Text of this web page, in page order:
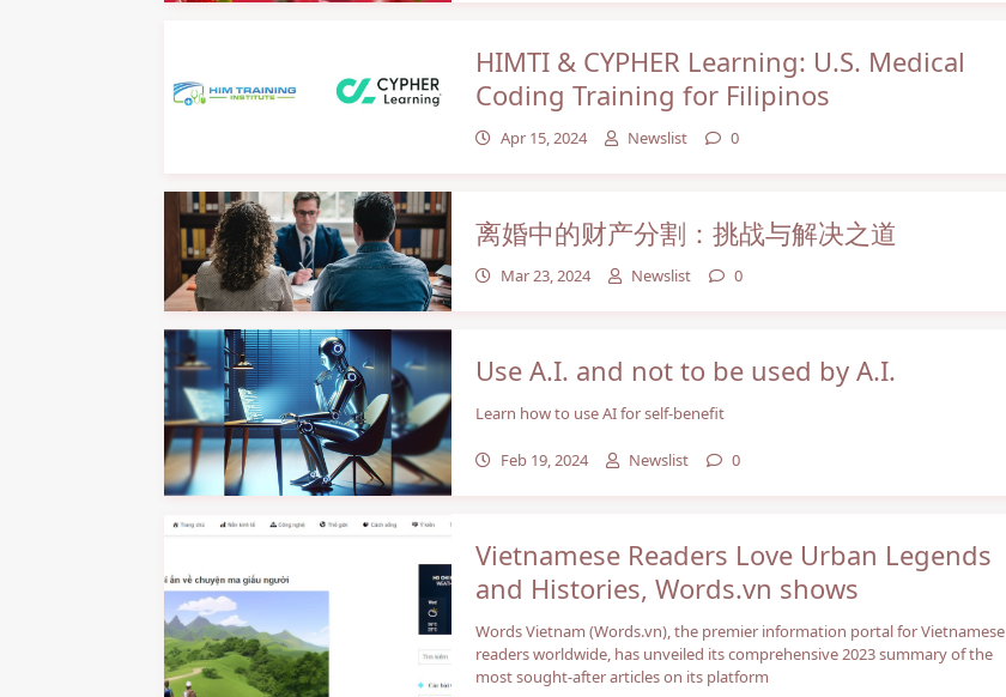
HIMTI & CYPHER Learning: U.S. Medical
Coding Training for Filipinos
Apr 15, 2024 Newslist 0
离婚中的财产分割：挑战与解决之道
Mar 23, 2024 Newslist 0
Use A.I. and not to be used by A.I.
Learn how to use AI for self-benefit
Feb 19, 2024 Newslist 0
Vietnamese Readers Love Urban Legends
and Histories, Words.vn shows
Words Vietnam (Words.vn), the premier information portal for Vietnamese
readers worldwide, has unveiled its comprehensive 2023 summary of the
most sought-after articles on its platform